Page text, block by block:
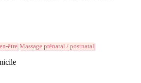
être Massage prénatal / postnatal